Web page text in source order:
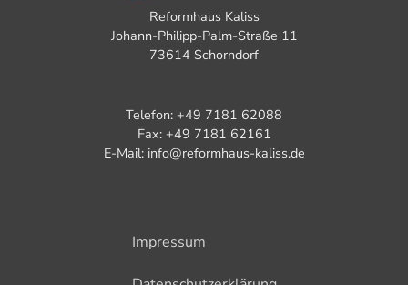
Reformhaus Kaliss
Johann-Philipp-Palm-Straße 11
73614 Schorndorf
Telefon: +49 7181 62088
Fax: +49 7181 62161
E-Mail: info@reformhaus-kaliss.de
Impressum